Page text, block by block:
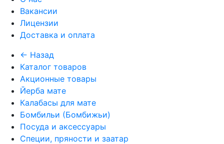
Вакансии
Лицензии
Доставка и оплата
← Назад
Каталог товаров
Акционные товары
Йерба мате
Калабасы для мате
Бомбильи (Бомбижьи)
Посуда и аксессуары
Специи, пряности и заатар